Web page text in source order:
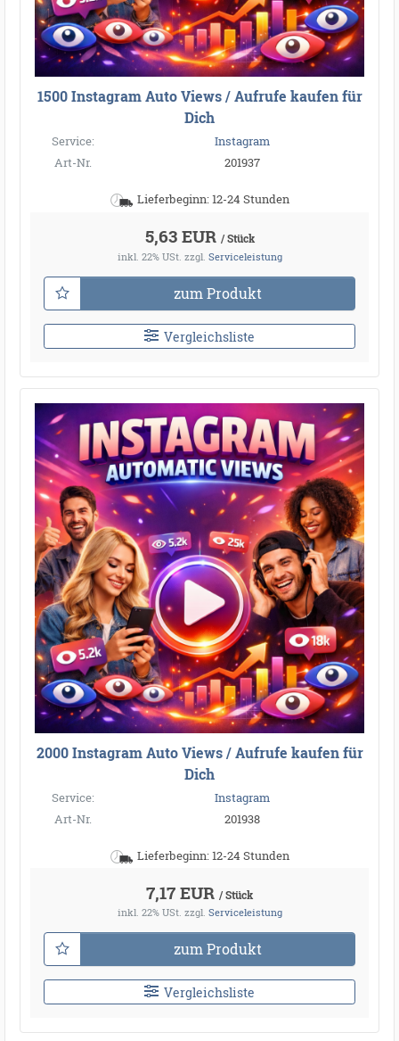
1500 Instagram Auto Views / Aufrufe kaufen für
Dich
Service:
Instagram
Art-Nr.
201937
Lieferbeginn: 12-24 Stunden
5,63 EUR / Stück
inkl. 22% USt. zzgl. Serviceleistung
zum Produkt
Vergleichsliste
2000 Instagram Auto Views / Aufrufe kaufen für
Dich
Service:
Instagram
Art-Nr.
201938
Lieferbeginn: 12-24 Stunden
7,17 EUR / Stück
inkl. 22% USt. zzgl. Serviceleistung
zum Produkt
Vergleichsliste